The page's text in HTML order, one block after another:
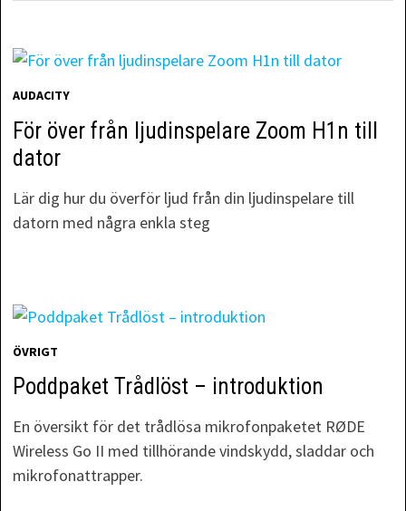
AUDACITY
För över från ljudinspelare Zoom H1n till
dator
Lär dig hur du överför ljud från din ljudinspelare till
datorn med några enkla steg
ÖVRIGT
Poddpaket Trådlöst – introduktion
En översikt för det trådlösa mikrofonpaketet RØDE
Wireless Go II med tillhörande vindskydd, sladdar och
mikrofonattrapper.